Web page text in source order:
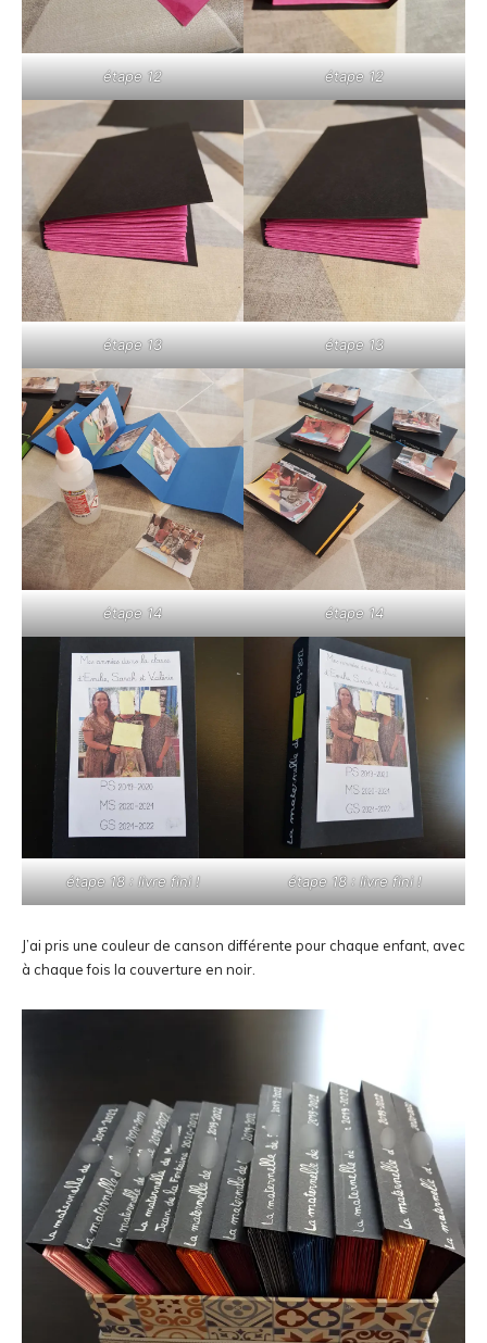
étape 12 étape 12
étape 13 étape 13
étape 14 étape 14
étape 18 : livre fini ! étape 18 : livre fini !
J’ai pris une couleur de canson différente pour chaque enfant, avec
à chaque fois la couverture en noir.